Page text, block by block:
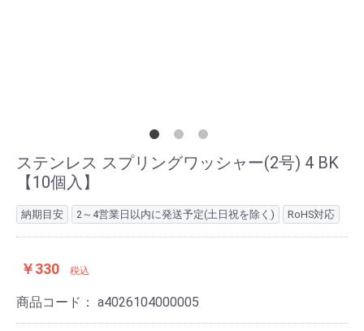
ステンレス スプリングワッシャー(2号) 4 BK
【10個入】
納期目安 2～4営業日以内に発送予定(土日祝を除く) RoHS対応
￥330 税込
商品コード： a4026104000005